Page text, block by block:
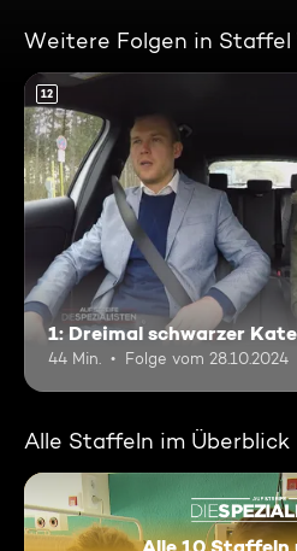
Weitere Folgen in Staffel
12
1: Dreimal schwarzer
44 Min. Folge vom 28.10.2024
Alle Staffeln im Überblick